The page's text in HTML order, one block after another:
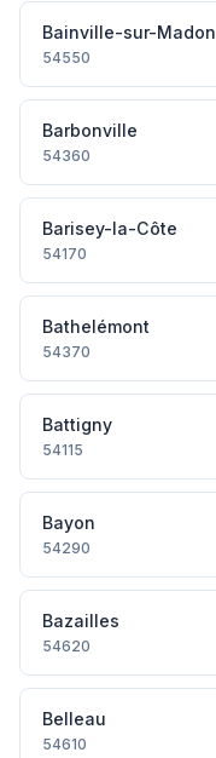
Bainville-sur-Madon
54550
Barbonville
54360
Barisey-la-Côte
54170
Bathelémont
54370
Battigny
54115
Bayon
54290
Bazailles
54620
Belleau
54610